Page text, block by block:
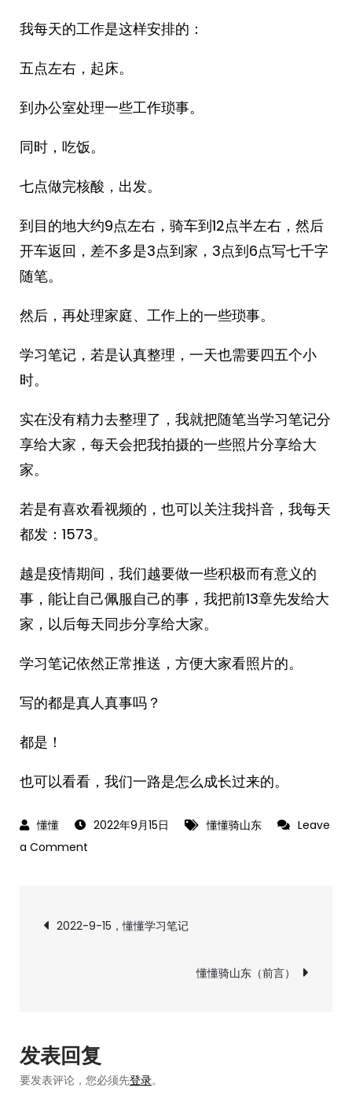
我每天的工作是这样安排的：
五点左右，起床。
到办公室处理一些工作琐事。
同时，吃饭。
七点做完核酸，出发。
到目的地大约9点左右，骑车到12点半左右，然后
开车返回，差不多是3点到家，3点到6点写七千字
随笔。
然后，再处理家庭、工作上的一些琐事。
学习笔记，若是认真整理，一天也需要四五个小
时。
实在没有精力去整理了，我就把随笔当学习笔记分
享给大家，每天会把我拍摄的一些照片分享给大
家。
若是有喜欢看视频的，也可以关注我抖音，我每天
都发：1573。
越是疫情期间，我们越要做一些积极而有意义的
事，能让自己佩服自己的事，我把前13章先发给大
家，以后每天同步分享给大家。
学习笔记依然正常推送，方便大家看照片的。
写的都是真人真事吗？
都是！
也可以看看，我们一路是怎么成长过来的。
2022年9月15日 懂懂骑山东
Leave
a Comment
山
由
来
文
航
2022-9-15，懂懂学习笔记
懂懂骑山东（前言）
发表回复
要发表评论，您必须先登录。